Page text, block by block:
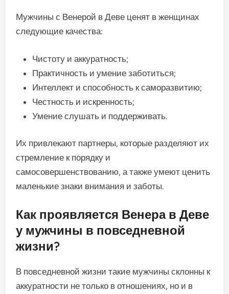
Мужчины с Венерой в Деве ценят в женщинах
следующие качества:
Чистоту и аккуратность;
Практичность и умение заботиться;
Интеллект и способность к саморазвитию;
Честность и искренность;
Умение слушать и поддерживать.
Их привлекают партнеры, которые разделяют их
стремление к порядку и
самосовершенствованию, а также умеют ценить
маленькие знаки внимания и заботы.
Как проявляется Венера в Деве
у мужчины в повседневной
жизни?
В повседневной жизни такие мужчины склонны к
аккуратности не только в отношениях, но и в